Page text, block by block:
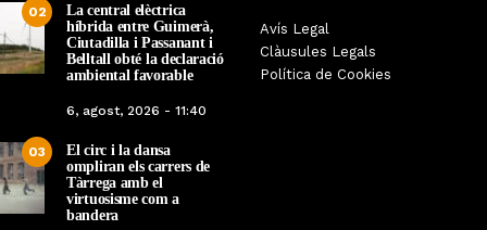
02
La central elèctrica
híbrida entre Guimerà,
Ciutadilla i Passanant i
Belltall obté la declaració
ambiental favorable
6, agost, 2026 - 11:40
03
El circ i la dansa
ompliran els carrers de
Tàrrega amb el
virtuosisme com a
bandera
Avís Legal
Clàusules Legals
Política de Cookies
Tàrrega farà bategar la història
amb l’estrena de “Lo Pedrafoc”,
la nova bèstia festiva de
12, maig, 2026 - 09:29
Tàrrega edita un
història dels gegants
en el marc de la